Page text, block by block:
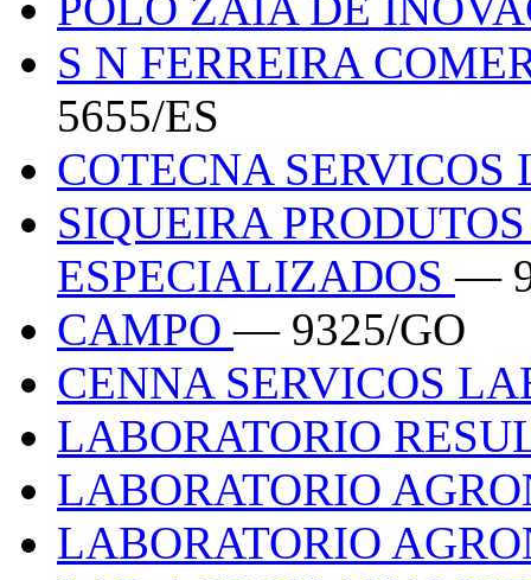
S N FERREIRA
5655/ES
COTECNA SERVICOS
SIQUEIRA
ESPECIALIZADOS—
CAMPO— 9325/GO
CENNA SERVICOS
LABORATORIO
LABORATORIO
LABORATORIO